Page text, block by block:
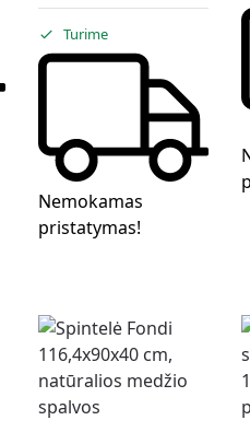
Turime
Nemokamas
pristatymas!